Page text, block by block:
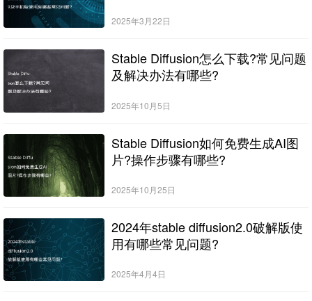
2025年3月22日
Stable Diffusion怎么下载?常见问题
及解决办法有哪些?
2025年10月5日
Stable Diffusion如何免费生成AI图
片?操作步骤有哪些?
2025年10月25日
2024年stable diffusion2.0破解版使
用有哪些常见问题?
2025年4月4日